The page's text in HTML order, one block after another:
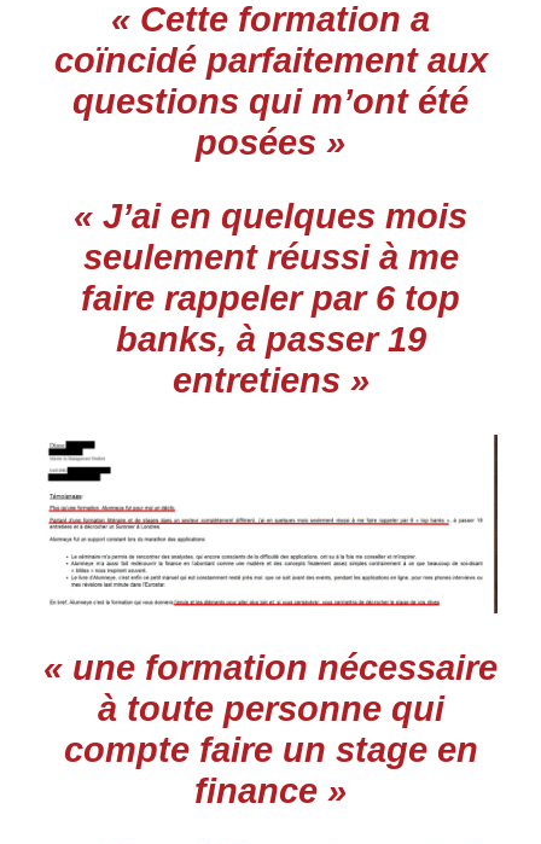
« Cette formation a
coïncidé parfaitement aux
questions qui m’ont été
posées »
« J’ai en quelques mois
seulement réussi à me
faire rappeler par 6 top
banks, à passer 19
entretiens »
« une formation nécessaire
à toute personne qui
compte faire un stage en
finance »